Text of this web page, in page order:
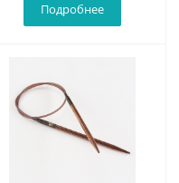
Подробнее